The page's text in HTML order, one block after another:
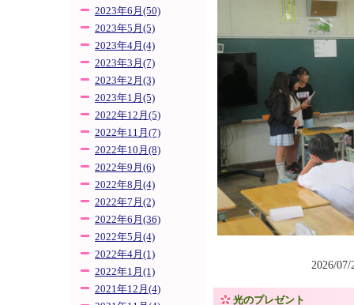
2023年6月(50)
2023年5月(5)
2023年4月(4)
2023年3月(7)
2023年2月(3)
2023年1月(5)
2022年12月(5)
2022年11月(7)
2022年10月(8)
2022年9月(6)
2022年8月(4)
2022年7月(2)
2022年6月(36)
2022年5月(4)
2022年4月(1)
2022年1月(1)
2021年12月(4)
2026/
光のプレゼント